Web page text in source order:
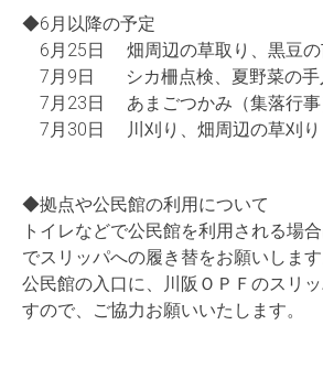
◆6月以降の予定
6月25日 畑周辺の草取り、黒豆の
7月9日 シカ柵点検、夏野菜の手
7月23日 あまごつかみ（集落行事
7月30日 川刈り、畑周辺の草刈り
◆拠点や公民館の利用について
トイレなどで公民館を利用される場
でスリッパへの履き替をお願いします
公民館の入口に、川阪ＯＰＦのスリ
すので、ご協力お願いいたします。